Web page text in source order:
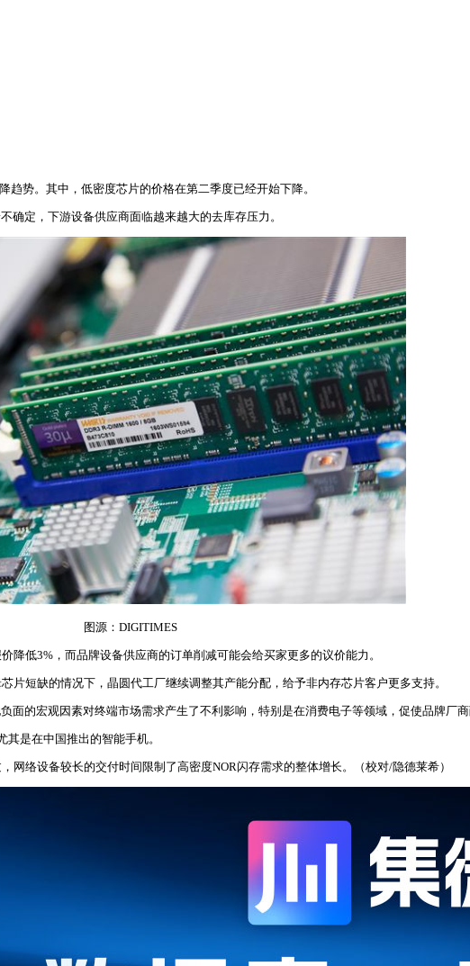
势。其中，低密度芯片的价格在第二季度已经开始下降。
定，下游设备供应商面临越来越大的去库存压力。
图源：DIGITIMES
低3%，而品牌设备供应商的订单削减可能会给买家更多的议价能力。
短缺的情况下，晶圆代工厂继续调整其产能分配，给予非内存芯片客户更多支持。
的宏观因素对终端市场需求产生了不利影响，特别是在消费电子等领域，促使品牌厂商
是在中国推出的智能手机。
络设备较长的交付时间限制了高密度NOR闪存需求的整体增长。（校对/隐德莱希）